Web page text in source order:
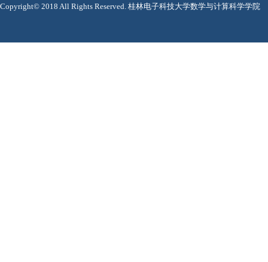
Copyright© 2018 All Rights Reserved. 桂林电子科技大学数学与计算科学学院